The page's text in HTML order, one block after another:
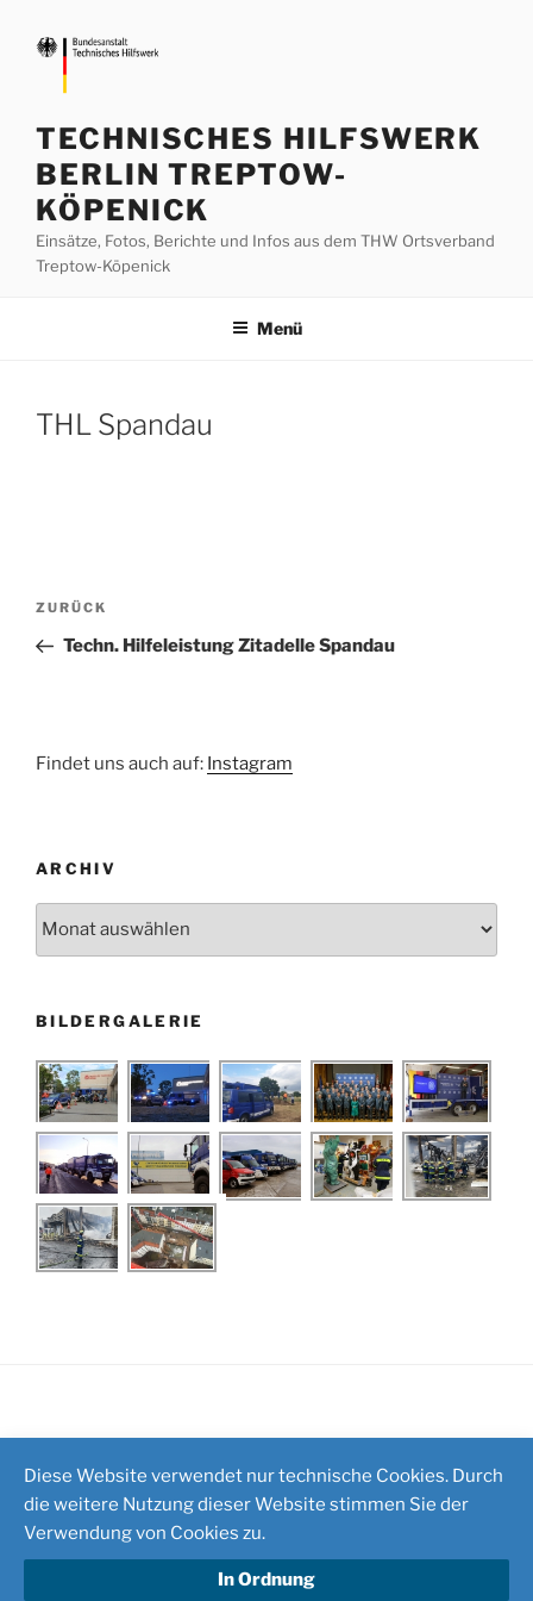
Inhalt
springen
TECHNISCHES HILFSWERK
BERLIN TREPTOW-
KÖPENICK
Einsätze, Fotos, Berichte und Infos aus dem THW Ortsverband
Treptow-Köpenick
Menü
THL Spandau
Beitragsnavigation
Vorheriger
Beitrag
ZURÜCK
Techn. Hilfeleistung Zitadelle Spandau
Findet uns auch auf: Instagram
ARCHIV
BILDERGALERIE
Diese Website verwendet nur technische Cookies. Durch
die weitere Nutzung dieser Website stimmen Sie der
Verwendung von Cookies zu.
In Ordnung